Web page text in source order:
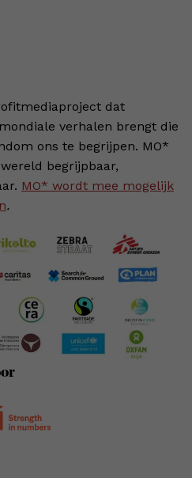
dat
verhalen brengt die
ons te begrijpen. MO*
begrijpbaar,
MO* wordt mee mogelijk
.